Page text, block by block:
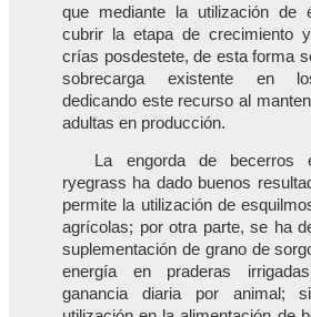
que mediante la utilización de
cubrir la etapa de crecimiento
crías posdestete, de esta forma
sobrecarga existente en
dedicando este recurso al
adultas en producción.
La engorda de becerros
ryegrass ha dado buenos
permite la utilización de
agrícolas; por otra parte, se ha
suplementación de grano de
energía en praderas
ganancia diaria por animal;